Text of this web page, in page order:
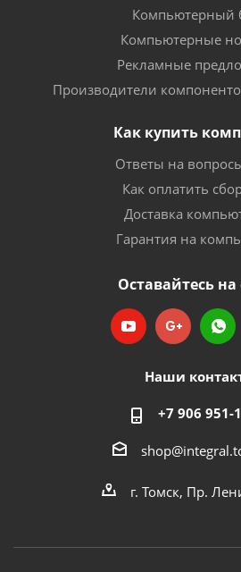
Компьютерный
Компьютерные
Рекламные
Производители
Как купить
Ответы на
Как оплатить
Доставка
Гарантия на
Оставайтесь на
Наши
+7 906 951-
г. Томск, Пр.